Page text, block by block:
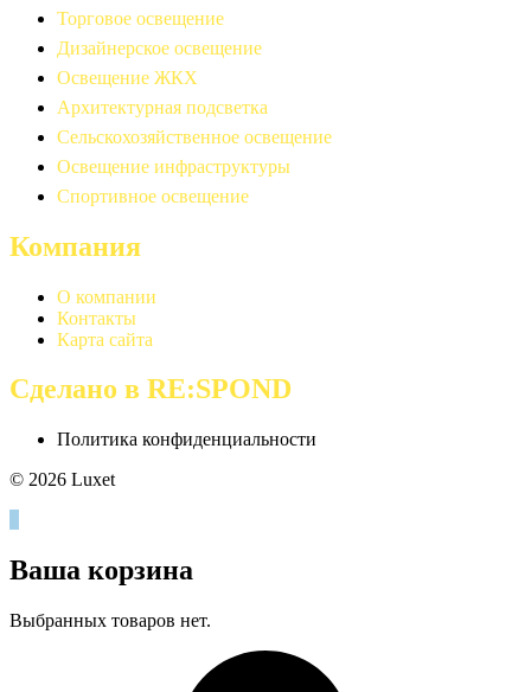
Торговое освещение
Дизайнерское освещение
Освещение ЖКХ
Архитектурная подсветка
Сельскохозяйственное освещение
Освещение инфраструктуры
Спортивное освещение
Компания
О компании
Контакты
Карта сайта
Сделано в RE:SPOND
Политика конфиденциальности
© 2026 Luxet
Ваша корзина
Выбранных товаров нет.